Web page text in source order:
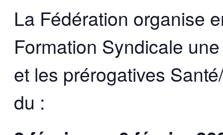
La Fédération organise
Formation Syndicale
et les prérogatives
du :